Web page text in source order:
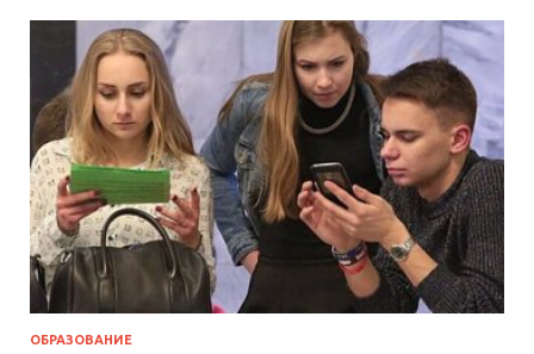
ОБРАЗОВАНИЕ